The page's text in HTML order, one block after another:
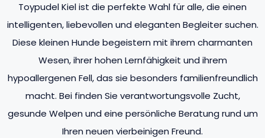
Toypudel Kiel ist die perfekte Wahl für alle, die einen
intelligenten, liebevollen und eleganten Begleiter suchen.
Diese kleinen Hunde begeistern mit ihrem charmanten
Wesen, ihrer hohen Lernfähigkeit und ihrem
hypoallergenen Fell, das sie besonders familienfreundlich
macht. Bei finden Sie verantwortungsvolle Zucht,
gesunde Welpen und eine persönliche Beratung rund um
Ihren neuen vierbeinigen Freund.